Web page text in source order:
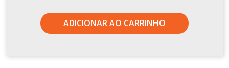
ADICIONAR AO CARRINHO